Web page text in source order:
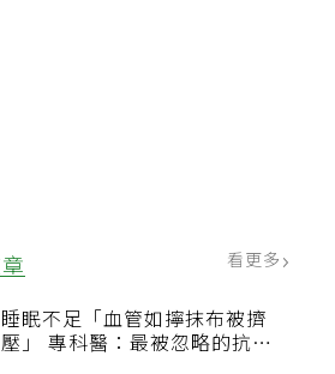
看更多
睡眠不足「血管如擰抹布被擠
壓」 專科醫：最被忽略的抗老